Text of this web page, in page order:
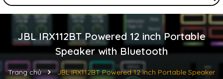
JBL IRX112BT Powered 12 inch Portable
Speaker with Bluetooth
Trang chủ
JBL IRX112BT Powered 12 inch Portable Speaker